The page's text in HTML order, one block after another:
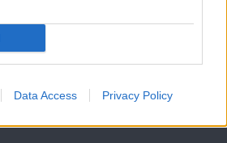
Data Access Privacy Policy